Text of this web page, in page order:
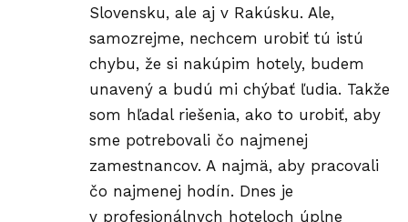
Slovensku, ale aj v Rakúsku. Ale,
samozrejme, nechcem urobiť tú istú
chybu, že si nakúpim hotely, budem
unavený a budú mi chýbať ľudia. Takže
som hľadal riešenia, ako to urobiť, aby
sme potrebovali čo najmenej
zamestnancov. A najmä, aby pracovali
čo najmenej hodín. Dnes je
v profesionálnych hoteloch úplne